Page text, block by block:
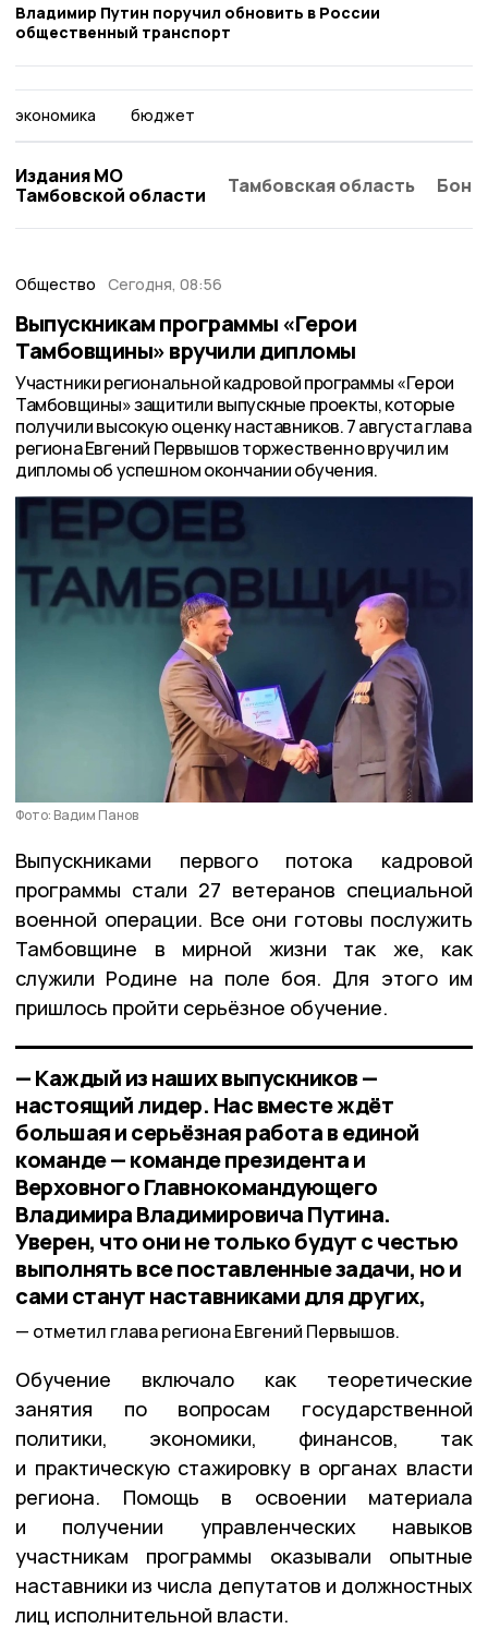
Владимир Путин поручил обновить в России
общественный транспорт
экономика бюджет
Издания МО
Тамбовской области
Тамбовская область
Общество Сегодня, 08:56
Выпускникам программы «Герои
Тамбовщины» вручили дипломы
Участники региональной кадровой программы «Герои
Тамбовщины» защитили выпускные проекты, которые
получили высокую оценку наставников. 7 августа глава
региона Евгений Первышов торжественно вручил им
дипломы об успешном окончании обучения.
Фото: Вадим Панов
Выпускниками первого потока кадровой
программы стали 27 ветеранов специальной
военной операции. Все они готовы послужить
Тамбовщине в мирной жизни так же, как
служили Родине на поле боя. Для этого им
пришлось пройти серьёзное обучение.
— Каждый из наших выпускников —
настоящий лидер. Нас вместе ждёт
большая и серьёзная работа в единой
команде — команде президента и
Верховного Главнокомандующего
Владимира Владимировича Путина.
Уверен, что они не только будут с честью
выполнять все поставленные задачи, но и
сами станут наставниками для других,
отметил глава региона Евгений Первышов.
Обучение включало как теоретические
занятия по вопросам государственной
политики, экономики, финансов, так
и практическую стажировку в органах власти
региона. Помощь в освоении материала
и получении управленческих навыков
участникам программы оказывали опытные
наставники из числа депутатов и должностных
лиц исполнительной власти.